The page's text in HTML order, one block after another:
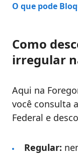
O que pode
Como
irregular
Aqui na
você consulta
Federal e
Regular: